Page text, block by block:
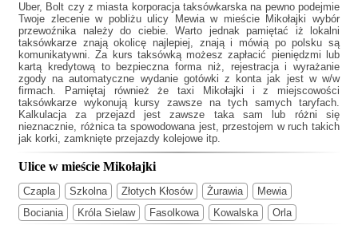
Uber, Bolt czy z miasta korporacja taksówkarska na pewno podejmie
Twoje zlecenie w pobliżu ulicy Mewia w mieście Mikołajki wybór
przewoźnika należy do ciebie. Warto jednak pamiętać iż lokalni
taksówkarze znają okolicę najlepiej, znają i mówią po polsku są
komunikatywni. Za kurs taksówką możesz zapłacić pieniędzmi lub
kartą kredytową to bezpieczna forma niż, rejestracja i wyrażanie
zgody na automatyczne wydanie gotówki z konta jak jest w w/w
firmach. Pamiętaj również że taxi Mikołajki i z miejscowości
taksówkarze wykonują kursy zawsze na tych samych taryfach.
Kalkulacja za przejazd jest zawsze taka sam lub różni się
nieznacznie, różnica ta spowodowana jest, przestojem w ruch takich
jak korki, zamknięte przejazdy kolejowe itp.
Ulice w mieście Mikołajki
Czapla Szkolna Złotych Kłosów Żurawia
Mewia
Bociania
Króla Sielaw Fasolkowa Kowalska Orla